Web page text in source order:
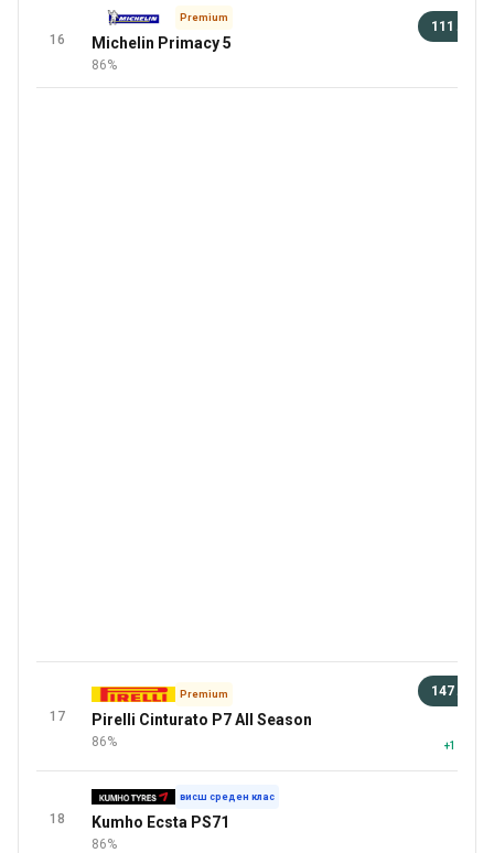
16
Premium
Michelin Primacy 5
86%
111 лв
17
Premium
Pirelli Cinturato P7 All Season
86%
147 лв
+1
18
висш среден клас
Kumho Ecsta PS71
86%